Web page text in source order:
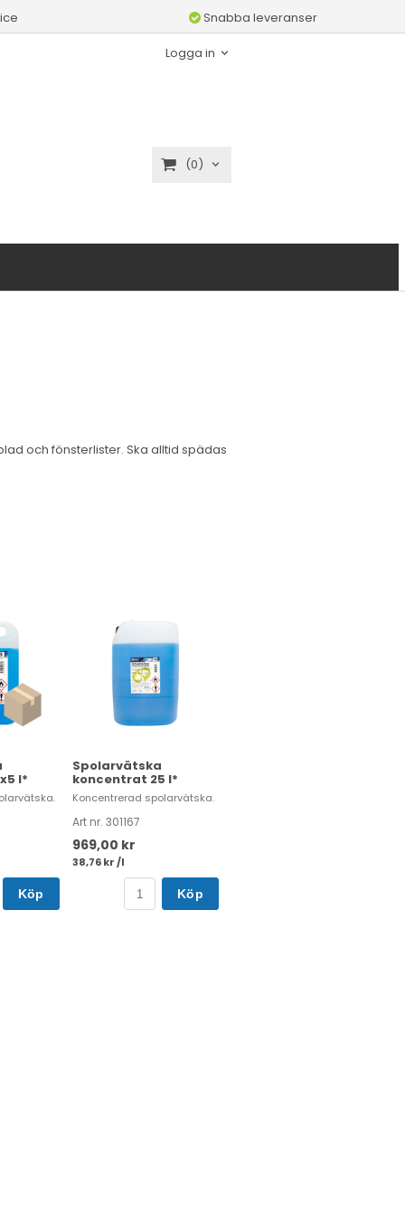
Snabba leveranser
Logga in
(0)
och fönsterlister. Ska alltid spädas
l*
Köp
Spolarvätska
koncentrat 25 l*
Koncentrerad spolarvätska.
Art nr. 301167
969,00 kr
38,76 kr /l
Köp